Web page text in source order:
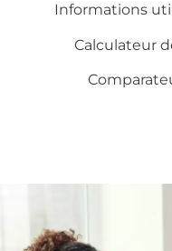
Informations
Calculateur